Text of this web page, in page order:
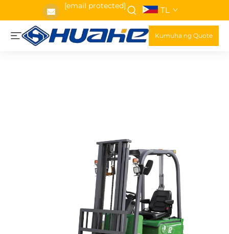
[email protected] TL
Kumuha ng Quote